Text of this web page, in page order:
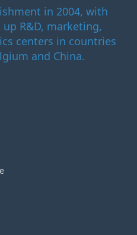
in 2004, with
R&D, marketing,
centers in countries
and China.